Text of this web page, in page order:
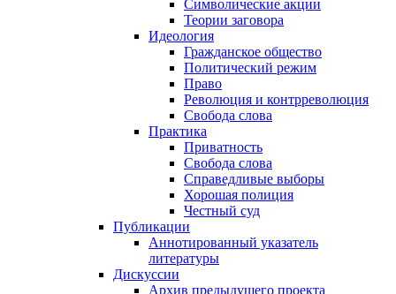
Символические акции
Теории заговора
Идеология
Гражданское общество
Политический режим
Право
Революция и контрреволюция
Свобода слова
Практика
Приватность
Свобода слова
Справедливые выборы
Хорошая полиция
Честный суд
Публикации
Аннотированный указатель
литературы
Дискуссии
Архив предыдущего проекта